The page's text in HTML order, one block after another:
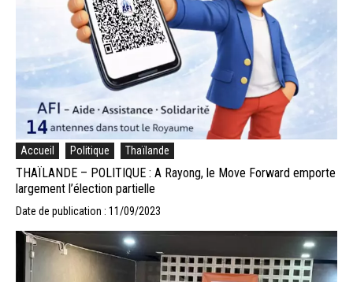
Accueil Politique Thaïlande
THAÏLANDE – POLITIQUE : A Rayong, le Move Forward emporte
largement l’élection partielle
Date de publication : 11/09/2023